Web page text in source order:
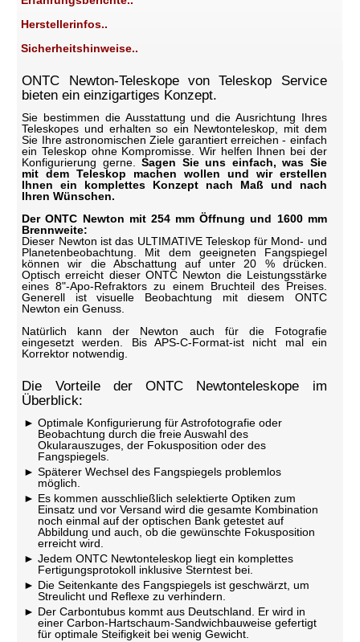
Herstellerinfos..
Sicherheitshinweise..
ONTC Newton-Teleskope von Teleskop Service
bieten ein einzigartiges Konzept.
Sie bestimmen die Ausstattung und die Ausrichtung Ihres
Teleskopes und erhalten so ein Newtonteleskop, mit dem
Sie Ihre astronomischen Ziele garantiert erreichen - einfach
ein Teleskop ohne Kompromisse. Wir helfen Ihnen bei der
Konfigurierung gerne.Sagen Sie uns einfach, was Sie
mit dem Teleskop machen wollen und wir erstellen
Ihnen ein komplettes Konzept nach Maß und nach
Ihren Wünschen.
Der ONTC Newton mit 254 mm Öffnung und 1600 mm
Brennweite:
Dieser Newton ist das ULTIMATIVE Teleskop für Mond- und
Planetenbeobachtung. Mit dem geeigneten Fangspiegel
können wir die Abschattung auf unter 20 % drücken.
Optisch erreicht dieser ONTC Newton die Leistungsstärke
eines 8"-Apo-Refraktors zu einem Bruchteil des Preises.
Generell ist visuelle Beobachtung mit diesem ONTC
Newton ein Genuss.
Natürlich kann der Newton auch für die Fotografie
eingesetzt werden. Bis APS-C-Format-ist nicht mal ein
Korrektor notwendig.
Die Vorteile der ONTC Newtonteleskope im
Überblick:
Optimale Konfigurierung für Astrofotografie oder
Beobachtung durch die freie Auswahl des
Okularauszuges, der Fokusposition oder des
Fangspiegels.
Späterer Wechsel des Fangspiegels problemlos
möglich.
Es kommen ausschließlich selektierte Optiken zum
Einsatz und vor Versand wird die gesamte Kombination
noch einmal auf der optischen Bank getestet auf
Abbildung und auch, ob die gewünschte Fokusposition
erreicht wird.
Jedem ONTC Newtonteleskop liegt ein komplettes
Fertigungsprotokoll inklusive Sterntest bei.
Die Seitenkante des Fangspiegels ist geschwärzt, um
Streulicht und Reflexe zu verhindern.
Der Carbontubus kommt aus Deutschland. Er wird in
einer Carbon-Hartschaum-Sandwichbauweise gefertigt
für optimale Steifigkeit bei wenig Gewicht.